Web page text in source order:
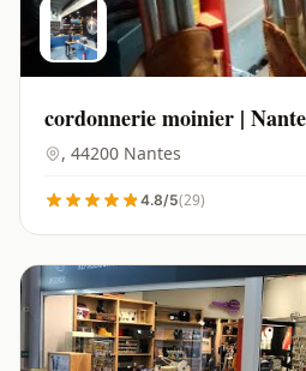
cordonnerie moinier |
, 44200 Nantes
4.8/5(29)